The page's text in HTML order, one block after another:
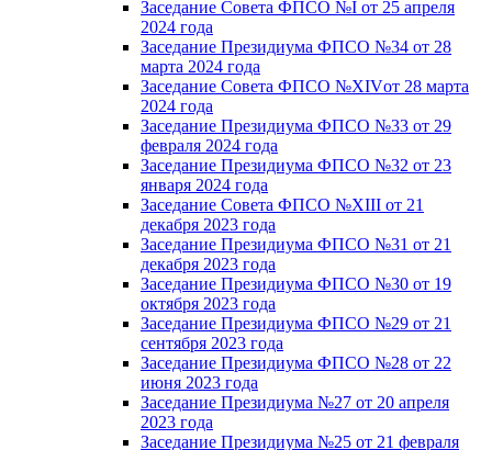
Заседание Совета ФПСО №I от 25 апреля
2024 года
Заседание Президиума ФПСО №34 от 28
марта 2024 года
Заседание Совета ФПСО №XIVот 28 марта
2024 года
Заседание Президиума ФПСО №33 от 29
февраля 2024 года
Заседание Президиума ФПСО №32 от 23
января 2024 года
Заседание Совета ФПСО №XIII от 21
декабря 2023 года
Заседание Президиума ФПСО №31 от 21
декабря 2023 года
Заседание Президиума ФПСО №30 от 19
октября 2023 года
Заседание Президиума ФПСО №29 от 21
сентября 2023 года
Заседание Президиума ФПСО №28 от 22
июня 2023 года
Заседание Президиума №27 от 20 апреля
2023 года
Заседание Президиума №25 от 21 февраля